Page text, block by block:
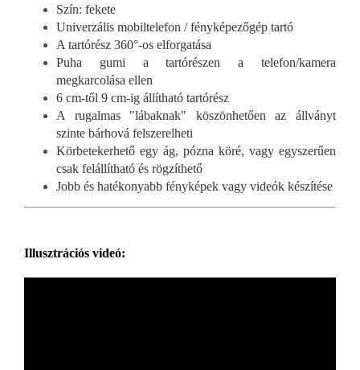
Szín: fekete
Univerzális mobiltelefon / fényképezőgép tartó
A tartórész 360°-os elforgatása
Puha gumi a tartórészen a telefon/kamera
megkarcolása ellen
6 cm-től 9 cm-ig állítható tartórész
A rugalmas "lábaknak" köszönhetően az állványt
szinte bárhová felszerelheti
Körbetekerhető egy ág, pózna köré, vagy egyszerűen
csak felállítható és rögzíthető
Jobb és hatékonyabb fényképek vagy videók készítése
Illusztrációs videó: